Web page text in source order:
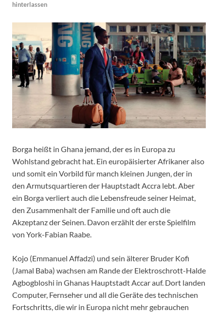
hinterlassen
Borga heißt in Ghana jemand, der es in Europa zu
Wohlstand gebracht hat. Ein europäisierter Afrikaner also
und somit ein Vorbild für manch kleinen Jungen, der in
den Armutsquartieren der Hauptstadt Accra lebt. Aber
ein Borga verliert auch die Lebensfreude seiner Heimat,
den Zusammenhalt der Familie und oft auch die
Akzeptanz der Seinen. Davon erzählt der erste Spielfilm
von York-Fabian Raabe.
Kojo (Emmanuel Affadzi) und sein älterer Bruder Kofi
(Jamal Baba) wachsen am Rande der Elektroschrott-Halde
Agbogbloshi in Ghanas Hauptstadt Accar auf. Dort landen
Computer, Fernseher und all die Geräte des technischen
Fortschritts, die wir in Europa nicht mehr gebrauchen